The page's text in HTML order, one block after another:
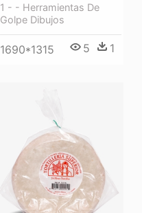
1 - - Herramientas De
Golpe Dibujos
1690*1315 5 1